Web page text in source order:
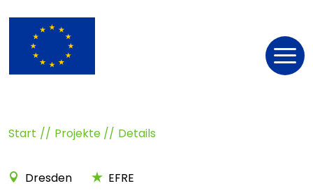
Start Projekte Details
Dresden EFRE